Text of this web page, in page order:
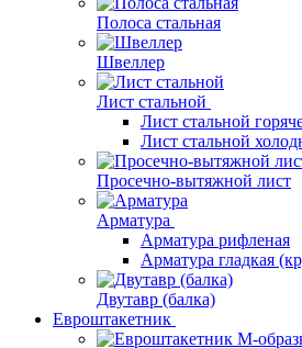
Полоса стальная
Швеллер
Лист стальной
Лист стальной
Лист стальной
Просечно-вытяжной лист
Арматура
Арматура рифленая
Арматура гладкая
Двутавр (балка)
Евроштакетник